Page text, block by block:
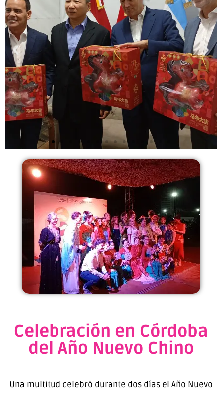
Celebración en Córdoba
del Año Nuevo Chino
Una multitud celebró durante dos días el Año Nuevo